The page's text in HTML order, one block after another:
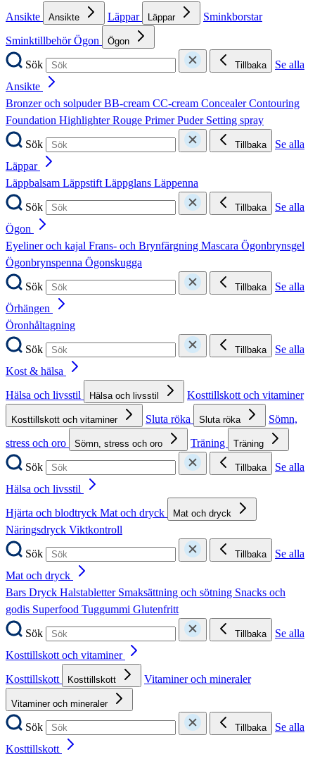
Ansikte
Ansikte Läppar Läppar
Sminkborstar
SminktillbehörÖgon Ögon
Sök Tillbaka
Se alla
Ansikte
Bronzer och solpuderBB-cream CC-cream ConcealerContouring
Foundation HighlighterRouge PrimerPuder Setting spray
Sök
Tillbaka
Se alla
Läppar
Läppbalsam LäppstiftLäppglans Läppenna
Sök
Tillbaka
Se alla
Ögon
Eyeliner och kajal Frans- och Brynfärgning Mascara Ögonbrynsgel
Ögonbrynspenna Ögonskugga
Sök
Tillbaka
Se alla
Örhängen
Öronhåltagning
Sök
Tillbaka
Se alla
Kost & hälsa
Hälsa och livsstil
Hälsa och livsstil Kosttillskott och vitaminer
Kosttillskott och vitaminer Sluta röka Sluta röka
Sömn,
stress och oro
Sömn, stress och oro Träning Träning
Sök Tillbaka
Se alla
Hälsa och livsstil
Hjärta och blodtryck Mat och dryck Mat och dryck
Näringsdryck Viktkontroll
Sök
Tillbaka
Se alla
Mat och dryck
Bars Dryck Halstabletter Smaksättning och sötning Snacks och
godis Superfood Tuggummi Glutenfritt
Sök
Tillbaka
Se alla
Kosttillskott och vitaminer
Kosttillskott
Kosttillskott Vitaminer och mineraler
Vitaminer och mineraler
Sök Tillbaka
Se alla
Kosttillskott